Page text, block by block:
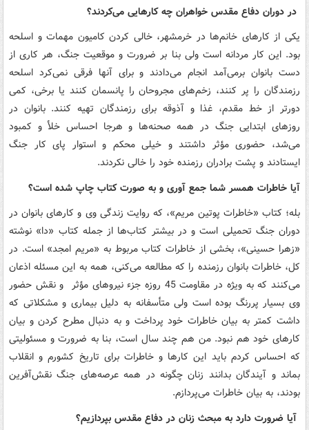
در دوران دفاع مقدس خواهران چه کارهایی می‌کردند؟
یکی از کارهای خانم‌ها در خرمشهر، خالی کردن کامیون مهمات و اسلحه
بود. این کار مردانه است ولی بنا بر ضرورت و موقعیت جنگ، هر کاری از
دست بانوان برمی‌آمد انجام می‌دادند و برای آنها فرقی نمی‌کرد اسلحه
رزمندگان را پر کنند، زخم‌های مجروحان را پانسمان کنند یا برخی، کمی
دورتر از خط مقدم، غذا و آذوقه برای رزمندگان تهیه کنند. بانوان در
روزهای ابتدایی جنگ در همه صحنه‌ها و هرجا احساس خلأ و کمبود
می‌شد، حضوری مؤثر داشتند و خیلی محکم و استوار پای کار جنگ
ایستادند و پشت برادران رزمنده خود را خالی نکردند.
آیا خاطرات همسر شما جمع آوری و به صورت کتاب چاپ شده است؟
بله؛ کتاب «خاطرات پوتین مریم»، که روایت زندگی وی و کارهای بانوان در
دوران جنگ تحمیلی است و در بیشتر کتاب‌ها از جمله کتاب «دا» نوشته
«زهرا حسینی»، بخشی از خاطرات کتاب مربوط به «مریم امجد» است. در
کل، خاطرات بانوان رزمنده را که مطالعه می‌کنی، همه به این مسئله اذعان
می‌کنند که به ویژه در مقاومت 45 روزه جزء نیروهای مؤثر و نقش حضور
وی بسیار پررنگ بوده است ولی متأسفانه به دلیل بیماری و مشکلاتی که
داشت کمتر به بیان خاطرات خود پرداخت و به دنبال مطرح کردن و بیان
کارهای خود هم نبود. من هم چند سال است، بنا به ضرورت و مسئولیتی
که احساس کردم باید این کارها و خاطرات برای تاریخ کشورم و انقلاب
بماند و آیندگان بدانند زنان چگونه در همه عرصه‌های جنگ نقش‌آفرین
بودند، به بیان خاطرات می‌پردازم.
آیا ضرورت دارد به مبحث زنان در دفاع مقدس بپردازیم؟